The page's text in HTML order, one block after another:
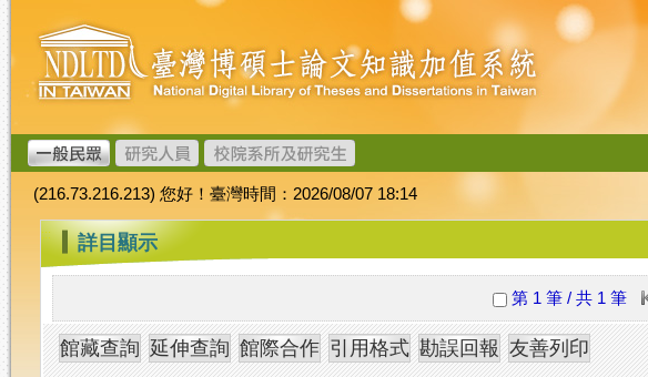
跳
到
主
要
內
容
臺
灣
博
碩
士
論
文
加
值
系
統
(216.73.216.213) 您好！臺灣時間：2026/08/07 18:14
::: 詳目顯示
第 1 筆 / 共 1 筆